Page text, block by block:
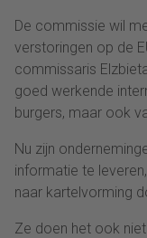
De commissie wil
verstoringen op de
commissaris
goed werkende
burgers, maar ook
Nu zijn
informatie te
naar kartelvorming
Ze doen het ook